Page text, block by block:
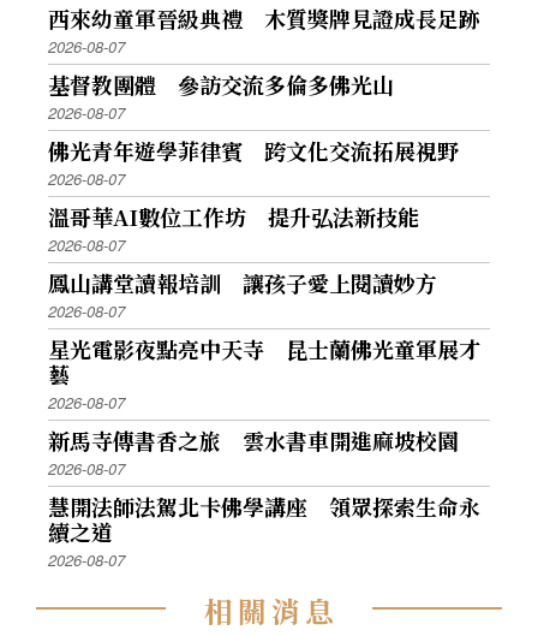
西來幼童軍晉級典禮 木質獎牌見證成長足跡
2026-08-07
基督教團體 參訪交流多倫多佛光山
2026-08-07
佛光青年遊學菲律賓 跨文化交流拓展視野
2026-08-07
溫哥華AI數位工作坊 提升弘法新技能
2026-08-07
鳳山講堂讀報培訓 讓孩子愛上閱讀妙方
2026-08-07
星光電影夜點亮中天寺 昆士蘭佛光童軍展才
藝
2026-08-07
新馬寺傳書香之旅 雲水書車開進麻坡校園
2026-08-07
慧開法師法駕北卡佛學講座 領眾探索生命永
續之道
2026-08-07
相關消息